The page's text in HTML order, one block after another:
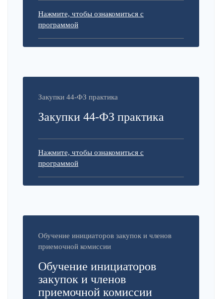
Нажмите, чтобы ознакомиться с
программой
Закупки 44-ФЗ практика
Закупки 44-ФЗ практика
Нажмите, чтобы ознакомиться с
программой
Обучение инициаторов закупок и членов
приемочной комиссии
Обучение инициаторов
закупок и членов
приемочной комиссии